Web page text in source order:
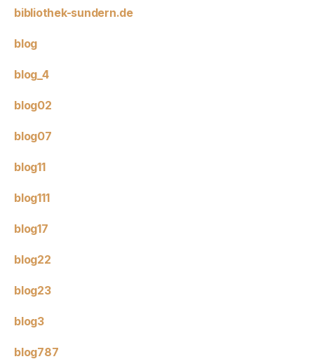
bibliothek-sundern.de
blog
blog_4
blog02
blog07
blog11
blog111
blog17
blog22
blog23
blog3
blog787